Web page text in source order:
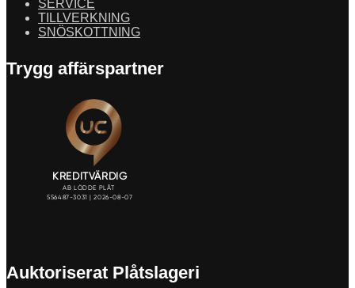
SERVICE
TILLVERKNING
SNÖSKOTTNING
Trygg affärspartner
Auktoriserat Plåtslageri